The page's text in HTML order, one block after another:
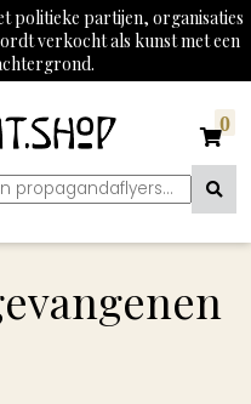
politieke partijen, organisaties
verkocht als kunst met een
0